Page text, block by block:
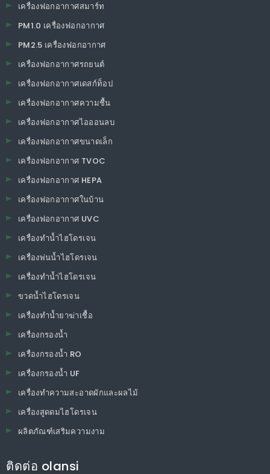
เครื่องฟอกอากาศสมาร์ท
PM1.0 เครื่องฟอกอากาศ
PM2.5 เครื่องฟอกอากาศ
เครื่องฟอกอากาศรถยนต์
เครื่องฟอกอากาศเดสก์ท็อป
เครื่องฟอกอากาศความชื้น
เครื่องฟอกอากาศไอออนลบ
เครื่องฟอกอากาศขนาดเล็ก
เครื่องฟอกอากาศ TVOC
เครื่องฟอกอากาศ HEPA
เครื่องฟอกอากาศในบ้าน
เครื่องฟอกอากาศ UVC
เครื่องทำน้ำไฮโดรเจน
เครื่องพ่นน้ำไฮโดรเจน
เครื่องทำน้ำไฮโดรเจน
ขวดน้ำไฮโดรเจน
เครื่องทำน้ำยาฆ่าเชื้อ
เครื่องกรองน้ำ
เครื่องกรองน้ำ RO
เครื่องกรองน้ำ UF
เครื่องทำความสะอาดผักและผลไม้
เครื่องสูดดมไฮโดรเจน
ผลิตภัณฑ์เสริมความงาม
ติดต่อ olansi